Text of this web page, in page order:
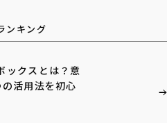
ンキング
ックスとは？意
活用法を初心